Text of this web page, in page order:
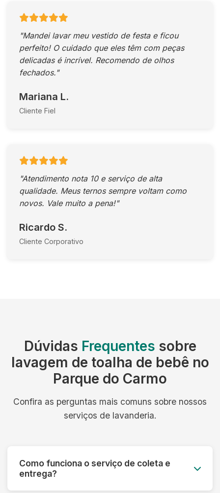
"Mandei lavar meu vestido de festa e ficou
perfeito! O cuidado que eles têm com peças
delicadas é incrível. Recomendo de olhos
fechados."
Mariana L.
Cliente Fiel
"Atendimento nota 10 e serviço de alta
qualidade. Meus ternos sempre voltam como
novos. Vale muito a pena!"
Ricardo S.
Cliente Corporativo
Dúvidas Frequentes sobre
lavagem de toalha de bebê no
Parque do Carmo
Confira as perguntas mais comuns sobre nossos
serviços de lavanderia.
Como funciona o serviço de coleta e
entrega?